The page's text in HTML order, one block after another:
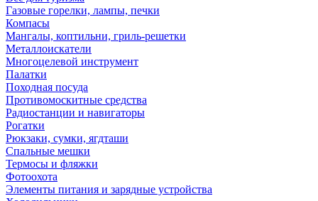
Газовые горелки, лампы, печки
Компасы
Мангалы, коптильни, гриль-решетки
Металлоискатели
Многоцелевой инструмент
Палатки
Походная посуда
Противомоскитные средства
Радиостанции и навигаторы
Рогатки
Рюкзаки, сумки, ягдташи
Спальные мешки
Термосы и фляжки
Фотоохота
Элементы питания и зарядные устройства